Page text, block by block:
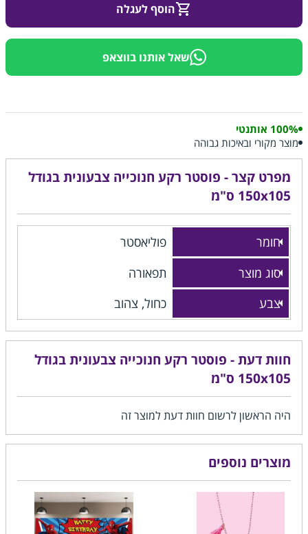
הוסף לעגלה
שאל אותנו בווצאפ
100% אותנטי
מוצר מקורי ובאיכות גבוהה
מפרט קצר - פוסטר רקע חנוכייה צבעונית בגודל
150x105 ס"מ
חומר
פוליאסטר
סוג מוצר
תפאורה
צבע
כחול, צהוב
חוות דעת - פוסטר רקע חנוכייה צבעונית בגודל
150x105 ס"מ
היה הראשון לרשום חוות דעת למוצר זה
מוצרים נוספים